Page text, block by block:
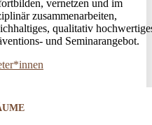
vernetzen und im
zusammenarbeiten,
qualitativ
und Seminarangebot.